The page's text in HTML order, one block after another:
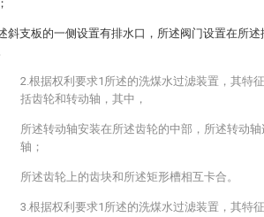
斜支板的一侧设置有排水口，所述阀门设置在所
2.根据权利要求1所述的洗煤水过滤装置，其特
括齿轮和转动轴，其中，
所述转动轴安装在所述齿轮的中部，所述转动
轴；
所述齿轮上的齿块和所述矩形槽相互卡合。
3.根据权利要求1所述的洗煤水过滤装置，其特